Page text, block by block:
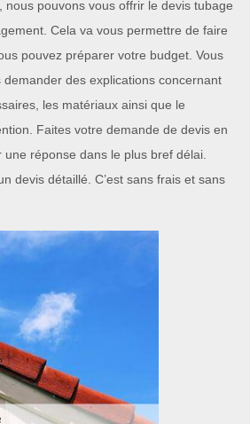
nous pouvons vous offrir le devis tubage
Cela va vous permettre de faire
pouvez préparer votre budget. Vous
des explications concernant
les matériaux ainsi que le
Faites votre demande de devis en
réponse dans le plus bref délai.
devis détaillé. C’est sans frais et sans